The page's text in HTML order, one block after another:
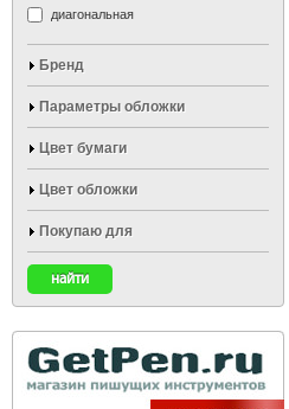
диагональная
Бренд
Параметры обложки
Цвет бумаги
Цвет обложки
Покупаю для